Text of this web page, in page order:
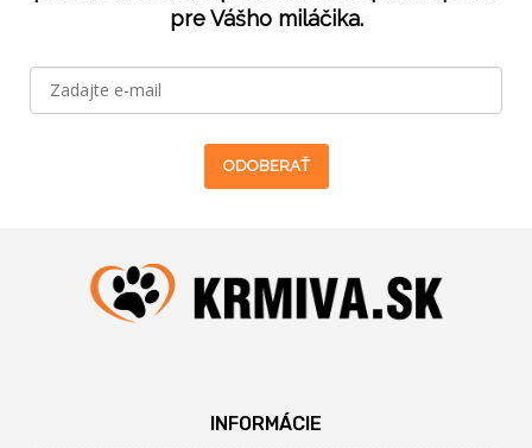
pre Vášho miláčika.
ODOBERAŤ
INFORMÁCIE